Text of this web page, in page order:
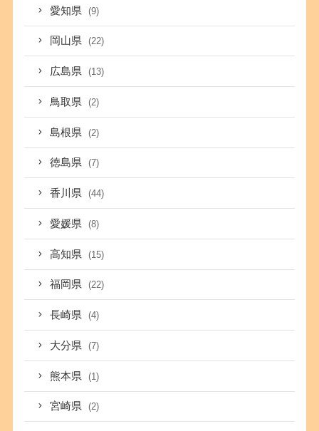
愛知県 (9)
岡山県 (22)
広島県 (13)
鳥取県 (2)
島根県 (2)
徳島県 (7)
香川県 (44)
愛媛県 (8)
高知県 (15)
福岡県 (22)
長崎県 (4)
大分県 (7)
熊本県 (1)
宮崎県 (2)